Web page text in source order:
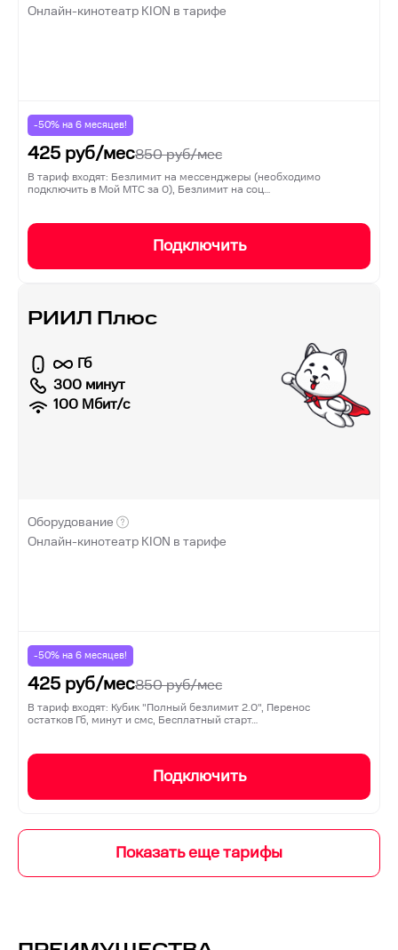
Онлайн-кинотеатр KION в тарифе
-50% на 6 месяцев!
425 руб/мес850руб/мес
В тариф входят: Безлимит на мессенджеры (необходимо
подключить в Мой МТС за 0), Безлимит на соц…
Подключить
РИИЛ Плюс
Гб
300 минут
100 Мбит/с
Оборудование
Онлайн-кинотеатр KION в тарифе
-50% на 6 месяцев!
425 руб/мес850руб/мес
В тариф входят: Кубик "Полный безлимит 2.0", Перенос
остатков Гб, минут и смс, Бесплатный старт…
Подключить